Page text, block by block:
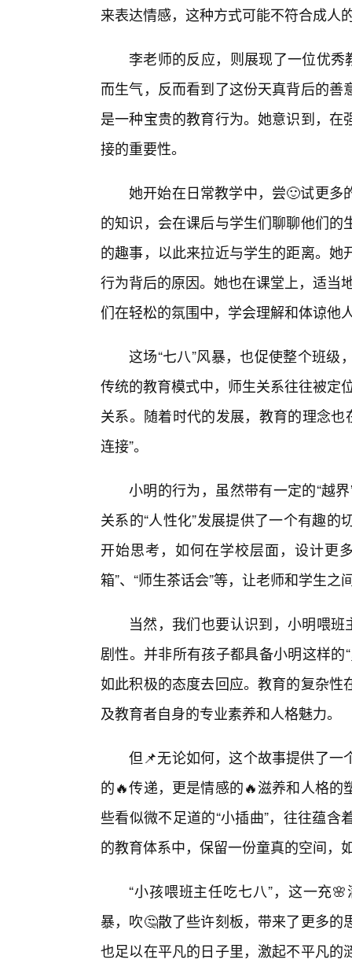
来表达情感，这种方式可能不符合成人
李老师的反应，则展现了一位优秀
而生气，反而看到了这份天真背后的
是一种宝贵的教育行为。她意识到，
接的重要性。
她开始在日常教学中，尝🙂试更多
的知识，会在课后与学生们聊聊他们
的趣事，以此来拉近与学生的距离。
行为背后的原因。她也在课堂上，适当
们在轻松的氛围中，学会理解和体谅他
这场“七八”风暴，也促使整个班
传统的教育模式中，师生关系往往被定
关系。随着时代的发展，教育的理念也
连接”。
小明的行为，虽然带有一定的“越
关系的“人性化”发展提供了一个有趣
开始思考，如何在学校层面，设计更
箱”、“师生茶话会”等，让老师和学生
当然，我们也要认识到，小明喂
剧性。并非所有孩子都具备小明这样
如此积极的态度去回应。教育的复杂
及教育者自身的专业素养和人格魅力。
但📌无论如何，这个故事提供了一
的🔥传递，更是情感的🔥滋养和人格
些看似微不足道的“小插曲”，往往蕴
的教育体系中，保留一份童真的空间，
“小孩喂班主任吃七八”，这一充
暴，吹🤔散了些许刻板，带来了更多
也足以在平凡的日子里，激起不平凡